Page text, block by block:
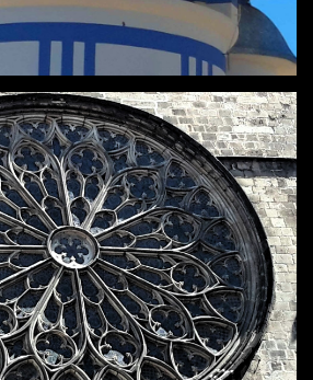
BARCELONA